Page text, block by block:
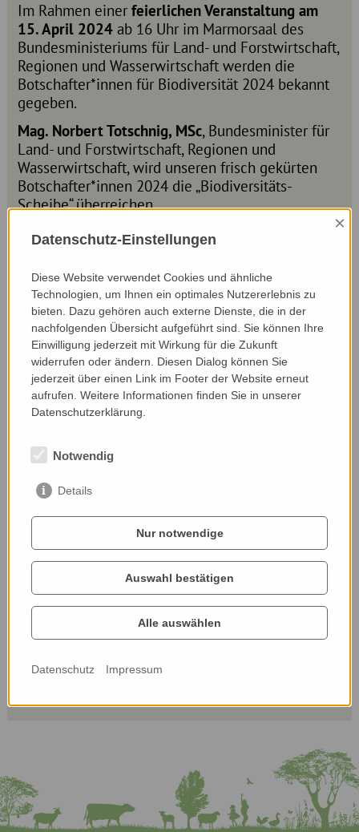
Im Rahmen einer feierlichen Veranstaltung am
15. April 2024 ab 16 Uhr im Marmorsaal des
Bundesministeriums für Land- und Forstwirtschaft,
Regionen und Wasserwirtschaft werden die
Botschafter*innen für Biodiversität 2024 bekannt
gegeben.
Mag. Norbert Totschnig, MSc, Bundesminister für
Land- und Forstwirtschaft, Regionen und
Wasserwirtschaft, wird unseren frisch gekürten
Botschafter*innen 2024 die „Biodiversitäts-
Scheibe“ überreichen.
Auch du hast die Möglichkeit, dabei zu sein und
unsere Botschafter*innen für Biodiversität 2024
erstmals kennenzulernen:
Die Veranstaltung wirdonline via Live-Stream
übertragen.
Wir freuen uns, wenn du vorbeischaust und online
mit uns feierst!
Datenschutz-Einstellungen
×
Diese Website verwendet Cookies und ähnliche
Technologien, um Ihnen ein optimales Nutzererlebnis zu
bieten. Dazu gehören auch externe Dienste, die in der
nachfolgenden Übersicht aufgeführt sind. Sie können Ihre
Einwilligung jederzeit mit Wirkung für die Zukunft
widerrufen oder ändern. Diesen Dialog können Sie
jederzeit über einen Link im Footer der Website erneut
aufrufen. Weitere Informationen finden Sie in unserer
Datenschutzerklärung.
Notwendig
Details
Nur notwendige
Auswahl bestätigen
Alle auswählen
Datenschutz Impressum